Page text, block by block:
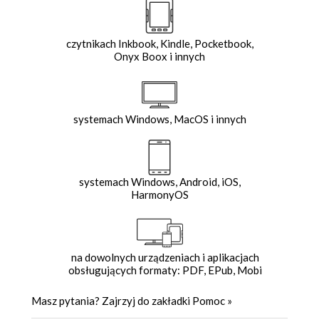
czytnikach Inkbook, Kindle, Pocketbook,
Onyx Boox i innych
systemach Windows, MacOS i innych
systemach Windows, Android, iOS,
HarmonyOS
na dowolnych urządzeniach i aplikacjach
obsługujących formaty: PDF, EPub, Mobi
Masz pytania? Zajrzyj do zakładki Pomoc »